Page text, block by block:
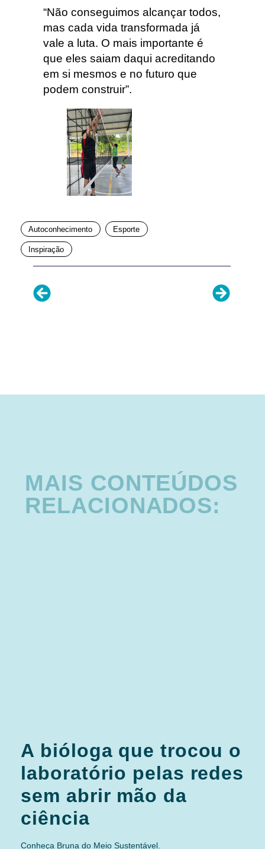
“Não conseguimos alcançar todos,
mas cada vida transformada já
vale a luta. O mais importante é
que eles saiam daqui acreditando
em si mesmos e no futuro que
podem construir”.
Autoconhecimento Esporte
Inspiração
MAIS CONTEÚDOS
RELACIONADOS:
A bióloga que trocou o
laboratório pelas redes
sem abrir mão da
ciência
Conheça Bruna do Meio Sustentável.